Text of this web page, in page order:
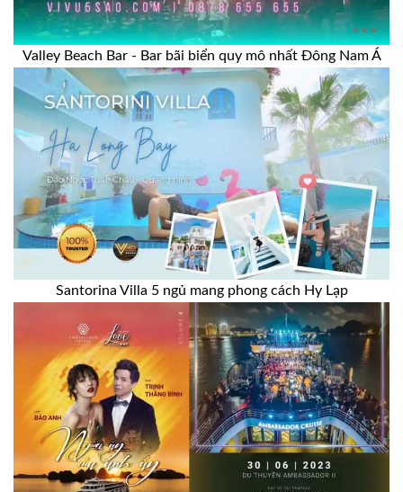
Valley Beach Bar - Bar bãi biển quy mô nhất Đông Nam Á
Santorina Villa 5 ngủ mang phong cách Hy Lạp